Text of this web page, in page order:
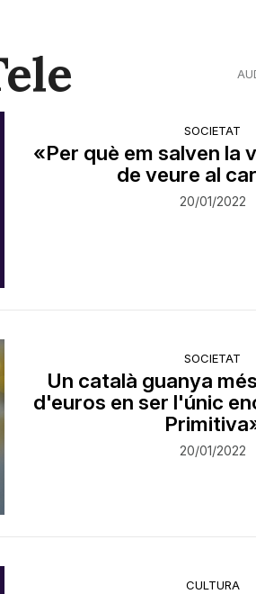
SOCIETAT
«Per què em salven la
de veure al
20/01/2022
SOCIETAT
Un català guanya
d'euros en ser l'únic
20/01/2022
CULTURA